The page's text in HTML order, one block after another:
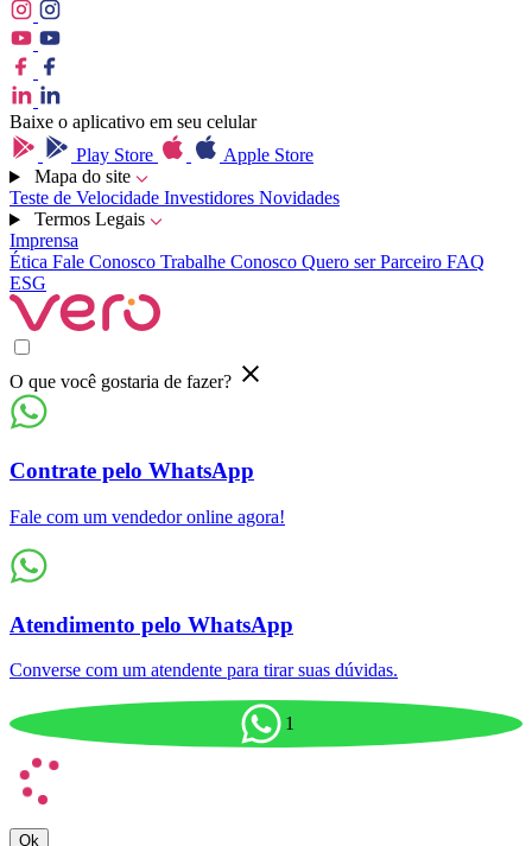
Baixe o aplicativo em seu celular
Play Store
Apple Store
Mapa do site
Teste de Velocidade Investidores Novidades
Termos Legais
Imprensa
Ética Fale Conosco Trabalhe Conosco Quero ser Parceiro FAQ
ESG
O que você gostaria de fazer?
Contrate pelo WhatsApp
Fale com um vendedor online agora!
Atendimento pelo WhatsApp
Converse com um atendente para tirar suas dúvidas.
1
Ok